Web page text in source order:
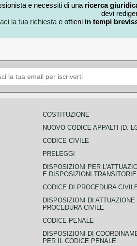
e necessiti di una ricerca
devi
la tua richiesta e ottieni in tempi
COSTITUZIONE
NUOVO CODICE APPALTI (D.
CODICE CIVILE
PRELEGGI
DISPOSIZIONI PER
E DISPOSIZIONI TRANSITORIE
CODICE DI PROCEDURA
DISPOSIZIONI DI ATTUAZIONE
PROCEDURA CIVILE
CODICE PENALE
DISPOSIZIONI DI
PER IL CODICE PENALE